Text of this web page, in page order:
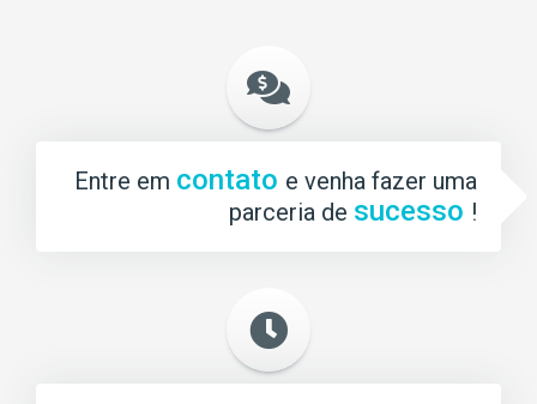
Entre em contato e venha fazer uma
parceria de sucesso !